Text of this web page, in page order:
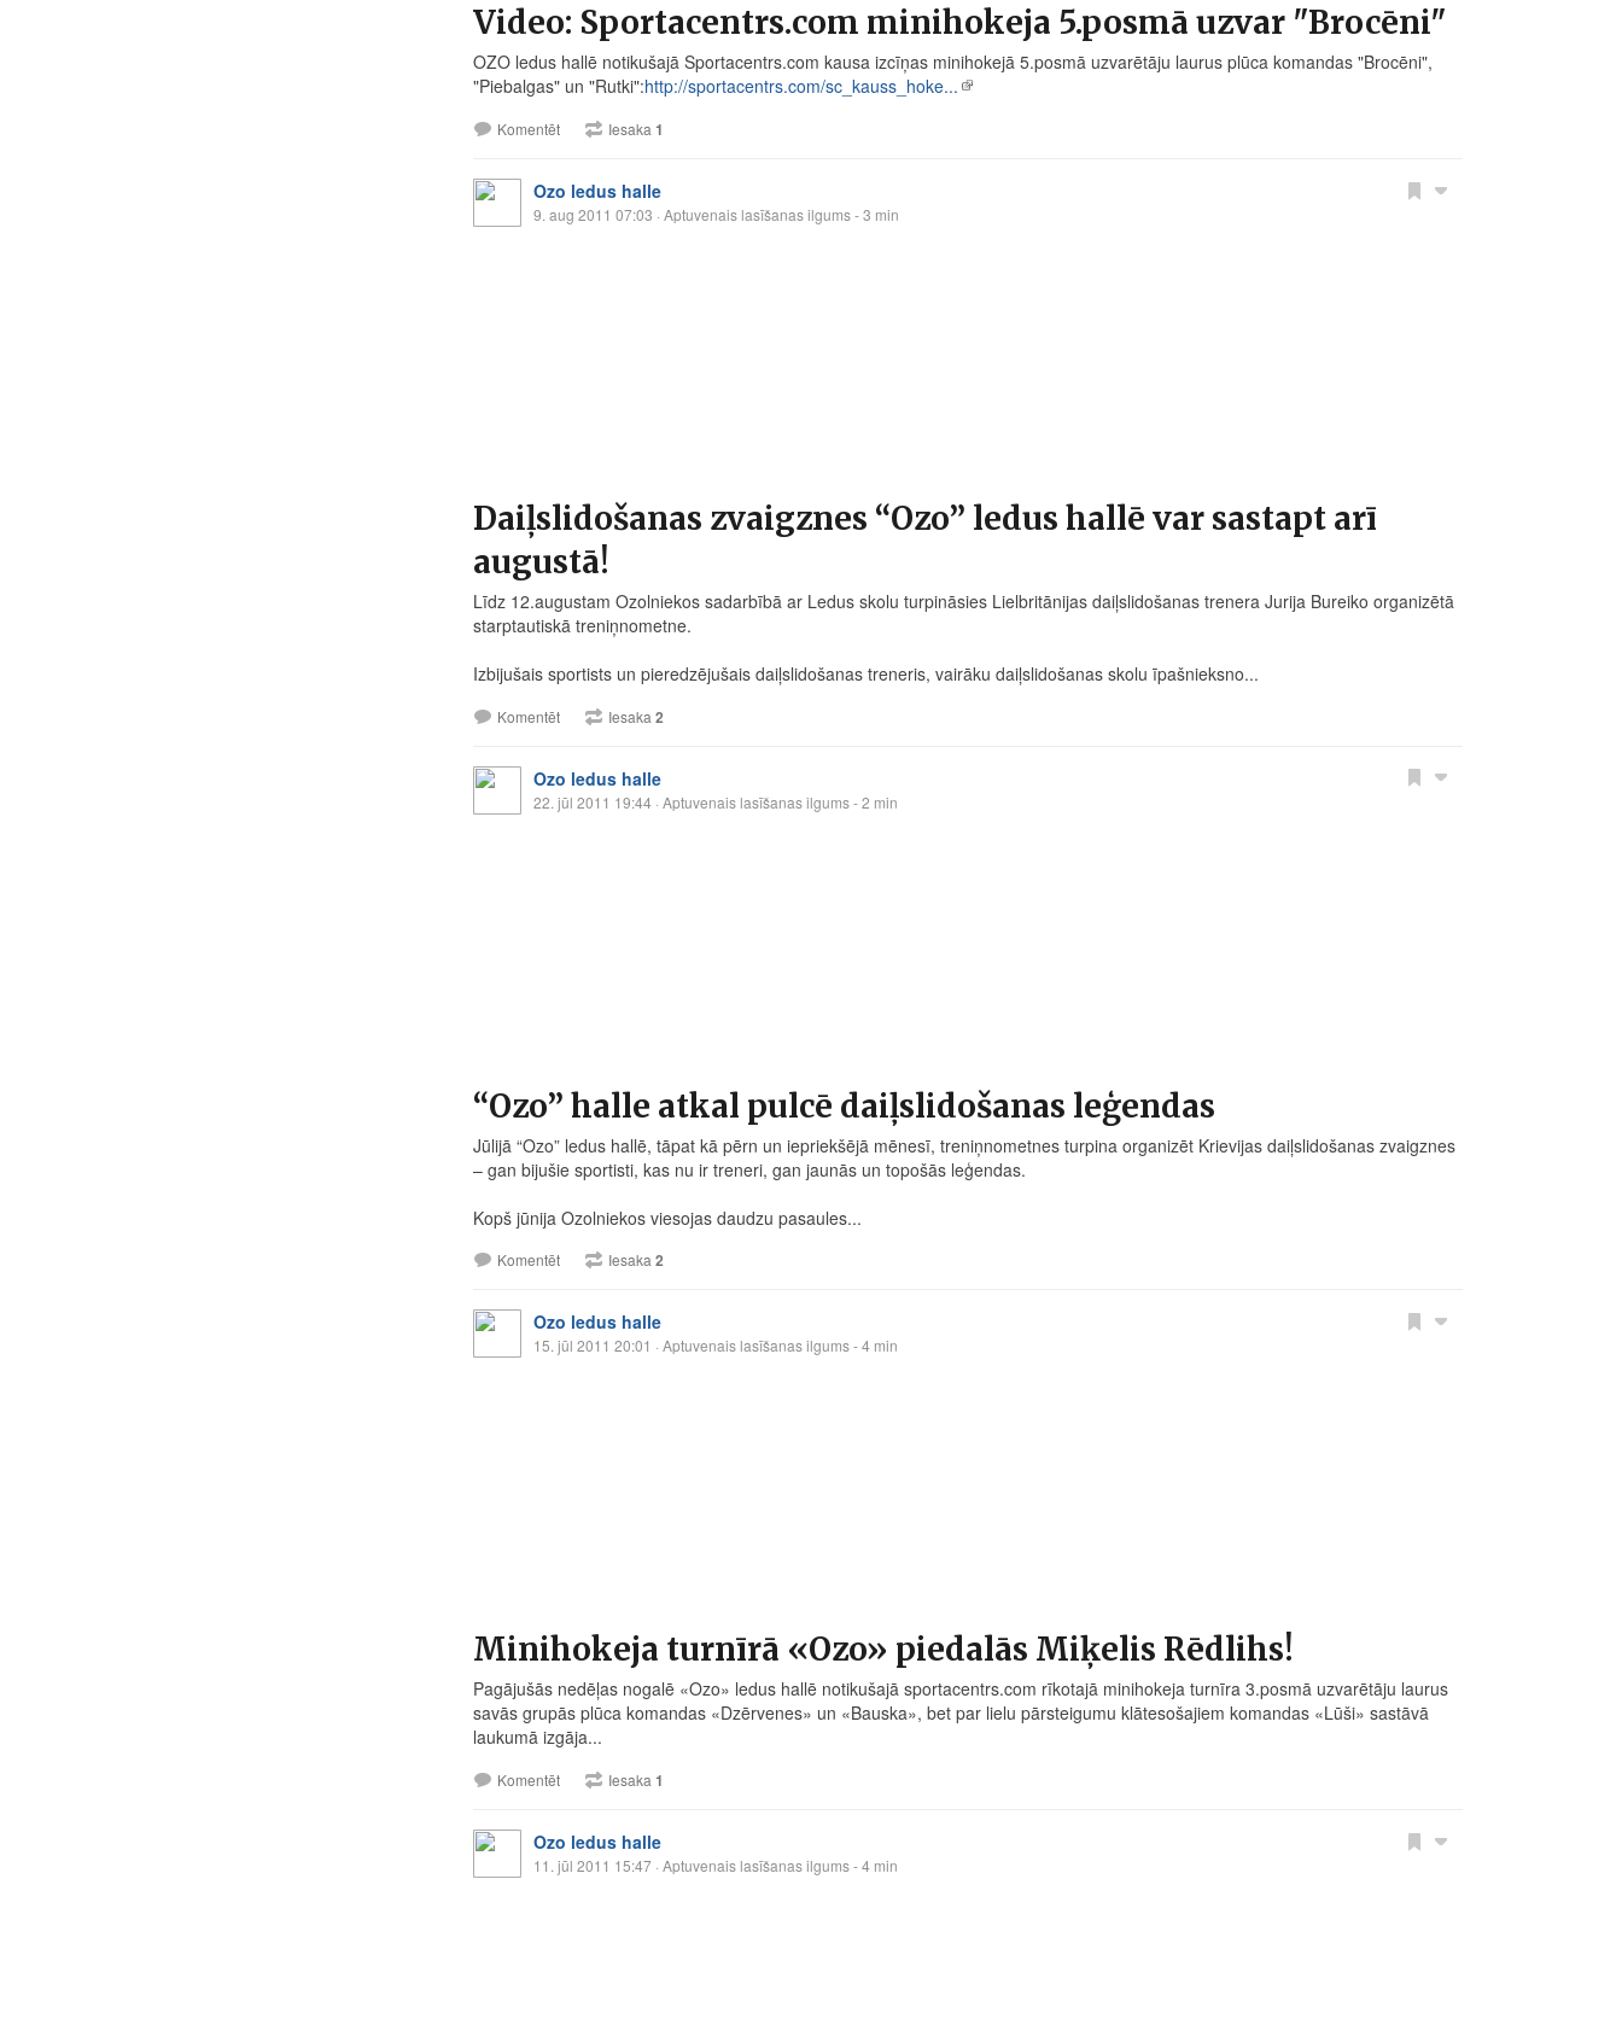
Video: Sportacentrs.com minihokeja 5.posmā uzvar "Brocēni"
OZO ledus hallē notikušajā Sportacentrs.com kausa izcīņas minihokejā 5.posmā uzvarētāju laurus plūca komandas "Brocēni",
"Piebalgas" un "Rutki":http://sportacentrs.com/sc_kauss_hoke...
Komentēt Iesaka 1
Ozo ledus halle
9. aug 2011 07:03 · Aptuvenais lasīšanas ilgums - 3 min
Daiļslidošanas zvaigznes “Ozo” ledus hallē var sastapt arī
augustā!
Līdz 12.augustam Ozolniekos sadarbībā ar Ledus skolu turpināsies Lielbritānijas daiļslidošanas trenera Jurija Bureiko organizētā
starptautiskā treniņnometne.
Izbijušais sportists un pieredzējušais daiļslidošanas treneris, vairāku daiļslidošanas skolu īpašnieksno...
Komentēt Iesaka 2
Ozo ledus halle
22. jūl 2011 19:44 · Aptuvenais lasīšanas ilgums - 2 min
“Ozo” halle atkal pulcē daiļslidošanas leģendas
Jūlijā “Ozo” ledus hallē, tāpat kā pērn un iepriekšējā mēnesī, treniņnometnes turpina organizēt Krievijas daiļslidošanas zvaigznes
– gan bijušie sportisti, kas nu ir treneri, gan jaunās un topošās leģendas.
Kopš jūnija Ozolniekos viesojas daudzu pasaules...
Komentēt Iesaka2
Ozo ledus halle
15. jūl 2011 20:01 · Aptuvenais lasīšanas ilgums - 4 min
Minihokeja turnīrā «Ozo» piedalās Miķelis Rēdlihs!
Pagājušās nedēļas nogalē «Ozo» ledus hallē notikušajā sportacentrs.com rīkotajā minihokeja turnīra 3.posmā uzvarētāju laurus
savās grupās plūca komandas «Dzērvenes» un «Bauska», bet par lielu pārsteigumu klātesošajiem komandas «Lūši» sastāvā
laukumā izgāja...
Komentēt Iesaka 1
Ozo ledus halle
11. jūl 2011 15:47 · Aptuvenais lasīšanas ilgums - 4 min